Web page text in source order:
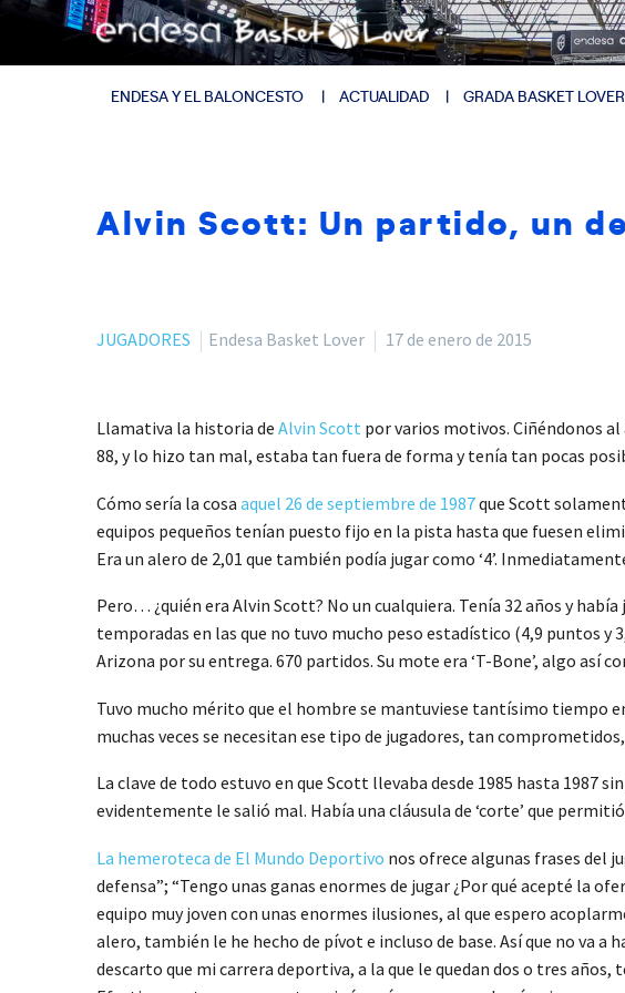
ENDESA Y EL BALONCESTO ACTUALIDAD GRADA BASKET LOVER
Alvin Scott: Un partido, un
JUGADORES Endesa Basket Lover 17 de enero de 2015
Llamativa la historia de Alvin Scott por varios motivos. Ciñéndonos
88, y lo hizo tan mal, estaba tan fuera de forma y tenía tan pocas
Cómo sería la cosa aquel 26 de septiembre de 1987que Scott
equipos pequeños tenían puesto fijo en la pista hasta que fuesen
Era un alero de 2,01 que también podía jugar como ‘4’.
Pero… ¿quién era Alvin Scott? No un cualquiera. Tenía 32 años y
temporadas en las que no tuvo mucho peso estadístico (4,9 puntos y
Arizona por su entrega. 670 partidos. Su mote era ‘T-Bone’, algo así
Tuvo mucho mérito que el hombre se mantuviese tantísimo tiempo
muchas veces se necesitan ese tipo de jugadores, tan
La clave de todo estuvo en que Scott llevaba desde 1985 hasta 1987
evidentemente le salió mal. Había una cláusula de ‘corte’ que
La hemeroteca de El Mundo Deportivo nos ofrece algunas frases del
defensa”; “Tengo unas ganas enormes de jugar ¿Por qué acepté la
equipo muy joven con unas enormes ilusiones, al que espero
alero, también le he hecho de pívot e incluso de base. Así que no va a
descarto que mi carrera deportiva, a la que le quedan dos o tres